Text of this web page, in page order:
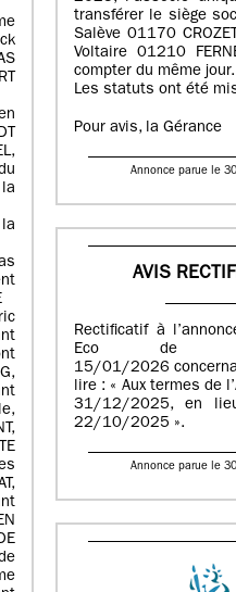
transférer le siège
Salève 01170
Voltaire 01210
compter du même jour.
Les statuts ont été
Pour avis, la Gérance
Annonce parue le
AVIS
Rectificatif à
Eco de
15/01/2026
lire : « Aux termes de
31/12/2025, en
22/10/2025 ».
Annonce parue le